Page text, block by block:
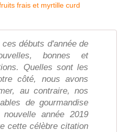
débuts d'année de
bonnes et
Quelles sont les
côté, nous avons
au contraire, nos
de gourmandise
année 2019
cette célèbre citation